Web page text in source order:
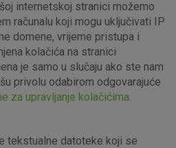
internetskoj stranici možemo
računalu koji mogu uključivati IP
domene, vrijeme pristupa i
kolačića na stranici
je samo u slučaju ako ste nam
privolu odabirom odgovarajuće
za upravljanje kolačićima.
tekstualne datoteke koji se